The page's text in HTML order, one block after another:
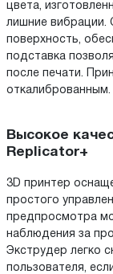
цвета,
лишние вибрации.
поверхность,
подставка
после печати.
откалиброванным.
Высокое
Replicator+
3D принтер
простого
предпросмотра
наблюдения за
Экструдер легко
пользователя,